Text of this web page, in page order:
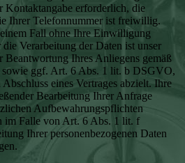
Kontaktangabe erforderlich, die
Ihrer Telefonnummer ist freiwillig.
Fall ohne Ihre Einwilligung
Verarbeitung der Daten ist unser
Beantwortung Ihres Anliegens gemäß
ggf. Art. 6 Abs. 1 lit. b DSGVO,
eines Vertrages abzielt. Ihre
Bearbeitung Ihrer Anfrage
Aufbewahrungspflichten
im Falle von Art. 6 Abs. 1 lit. f
Ihrer personenbezogenen Daten